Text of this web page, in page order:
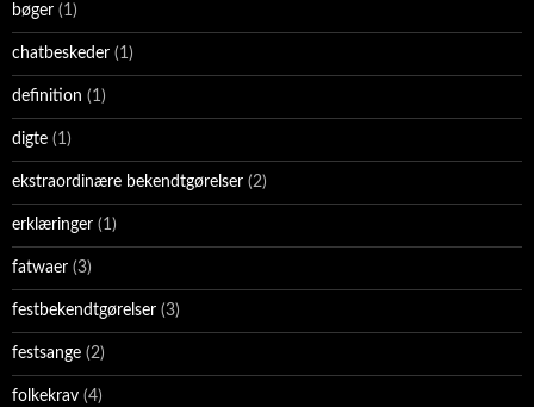
bøger (1)
chatbeskeder (1)
definition (1)
digte (1)
ekstraordinære bekendtgørelser (2)
erklæringer (1)
fatwaer (3)
festbekendtgørelser (3)
festsange (2)
folkekrav (4)